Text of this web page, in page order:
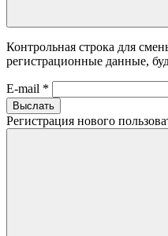
Контрольная строка для
регистрационные данные,
E-mail *
Выслать
Регистрация нового